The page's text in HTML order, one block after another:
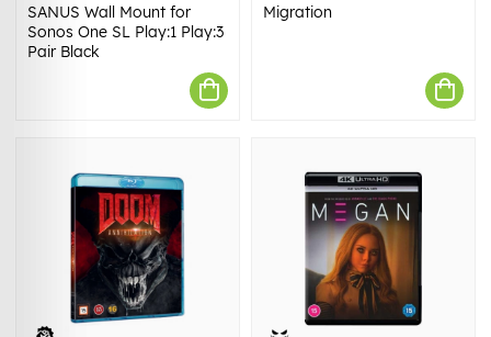
SANUS Wall Mount for
Sonos One SL Play:1 Play:3
Pair Black
Migration